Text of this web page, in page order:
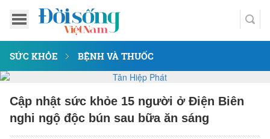
SỨC KHỎE BỆNH VÀ THUỐC
Cập nhật sức khỏe 15 người ở Điện Biên
nghi ngộ độc bún sau bữa ăn sáng